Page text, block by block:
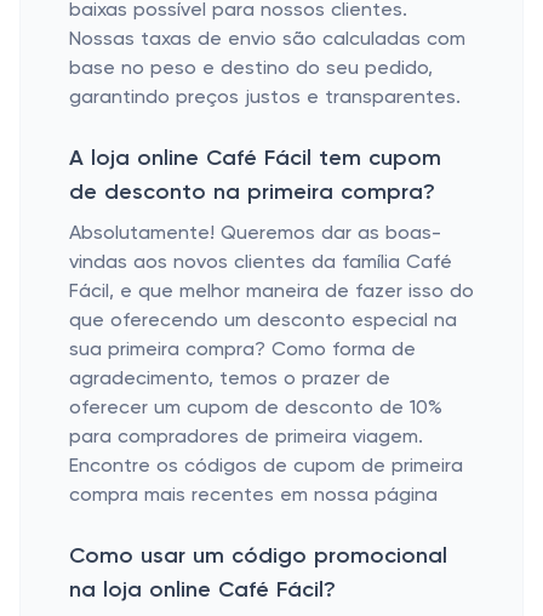
baixas possível para nossos clientes.
Nossas taxas de envio são calculadas com
base no peso e destino do seu pedido,
garantindo preços justos e transparentes.
A loja online Café Fácil tem cupom
de desconto na primeira compra?
Absolutamente! Queremos dar as boas-
vindas aos novos clientes da família Café
Fácil, e que melhor maneira de fazer isso do
que oferecendo um desconto especial na
sua primeira compra? Como forma de
agradecimento, temos o prazer de
oferecer um cupom de desconto de 10%
para compradores de primeira viagem.
Encontre os códigos de cupom de primeira
compra mais recentes em nossa página
Como usar um código promocional
na loja online Café Fácil?